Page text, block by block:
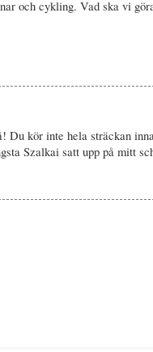
och cykling. Vad ska vi
Du kör inte hela sträckan
Szalkai satt upp på mitt